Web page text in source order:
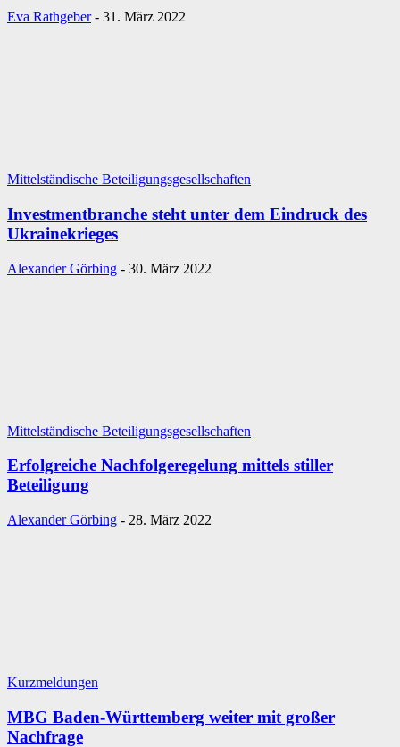
Eva Rathgeber - 31. März 2022
Mittelständische Beteiligungsgesellschaften
Investmentbranche steht unter dem Eindruck des
Ukrainekrieges
Alexander Görbing - 30. März 2022
Mittelständische Beteiligungsgesellschaften
Erfolgreiche Nachfolgeregelung mittels stiller
Beteiligung
Alexander Görbing - 28. März 2022
Kurzmeldungen
MBG Baden-Württemberg weiter mit großer
Nachfrage